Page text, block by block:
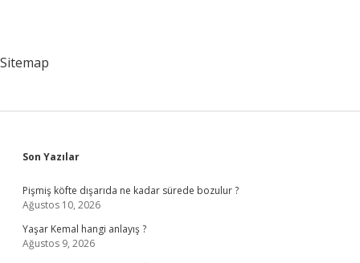
Sitemap
Sidebar
Son Yazılar
Pişmiş köfte dışarıda ne kadar sürede bozulur ?
Ağustos 10, 2026
Yaşar Kemal hangi anlayış ?
Ağustos 9, 2026